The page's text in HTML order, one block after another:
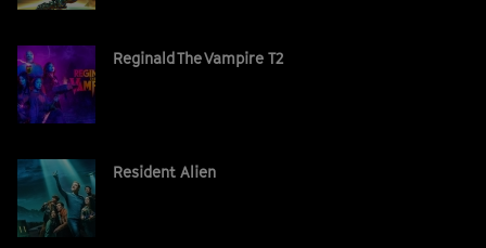
Reginald The Vampire T2
Resident Alien